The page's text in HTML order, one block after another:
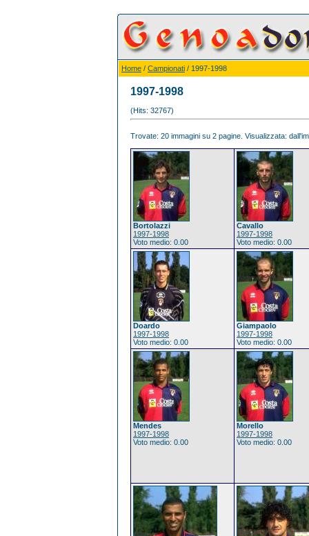
Home / Campionati / 1997-1998
1997-1998
(Hits: 32767)
Trovate: 20 immagini su 2 pagine. Visualizzata:
Bortolazzi
1997-1998
Voto medio: 0.00
Cavallo
1997-1998
Voto medio: 0.00
Doardo
1997-1998
Voto medio: 0.00
Giampaolo
1997-1998
Voto medio: 0.00
Mendes
1997-1998
Voto medio: 0.00
Morello
1997-1998
Voto medio: 0.00